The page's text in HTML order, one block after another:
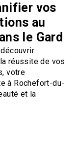
vos
au
le Gard
réussite de vos
votre
à Rochefort-du-
et la